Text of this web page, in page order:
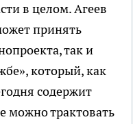
в целом. Агеев
принять
так и
который, как
содержит
трактовать